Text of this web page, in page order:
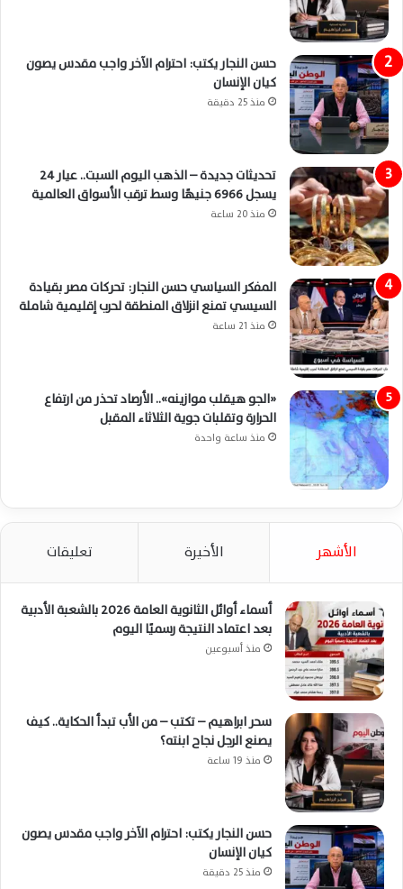
حسن النجار يكتب: احترام الآخر واجب مقدس يصون
كيان الإنسان
منذ 25 دقيقة
تحديثات جديدة – الذهب اليوم السبت.. عيار 24
يسجل 6966 جنيهًا وسط ترقب الأسواق العالمية
منذ 20 ساعة
المفكر السياسي حسن النجار: تحركات مصر بقيادة
السيسي تمنع انزلاق المنطقة لحرب إقليمية شاملة
منذ 21 ساعة
«الجو هيقلب موازينه».. الأرصاد تحذر من ارتفاع
الحرارة وتقلبات جوية الثلاثاء المقبل
منذ ساعة واحدة
الأشهر الأخيرة تعليقات
أسماء أوائل الثانوية العامة 2026 بالشعبة الأدبية
بعد اعتماد النتيجة رسميًا اليوم
منذ أسبوعين
سحر ابراهيم – تكتب – من الأب تبدأ الحكاية.. كيف
يصنع الرجل نجاح ابنته؟
منذ 19 ساعة
حسن النجار يكتب: احترام الآخر واجب مقدس يصون
كيان الإنسان
منذ 25 دقيقة